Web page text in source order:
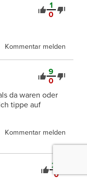
1
0
Kommentar melden
9
0
da waren oder
tippe auf
Kommentar melden
26
0